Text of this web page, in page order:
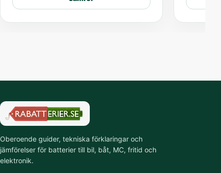
Oberoende guider, tekniska förklaringar och
jämförelser för batterier till bil, båt, MC, fritid och
elektronik.